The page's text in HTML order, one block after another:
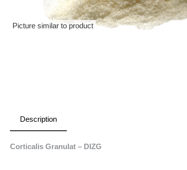
Picture similar to product
Description
Corticalis Granulat – DIZG